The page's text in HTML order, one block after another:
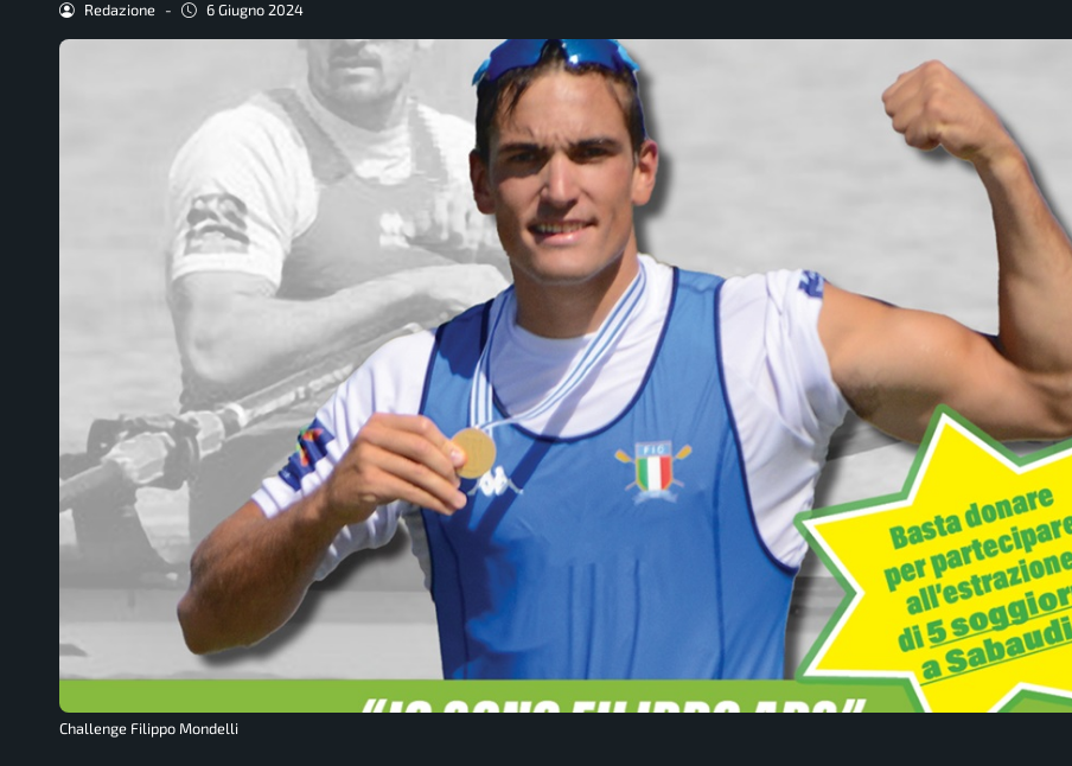
Redazione - 6 Giugno 2024
Challenge Filippo Mondelli